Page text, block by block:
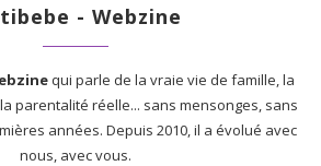
- Webzine
qui parle de la vraie vie de famille, la
parentalité réelle... sans mensonges, sans
années. Depuis 2010, il a évolué avec
nous, avec vous.